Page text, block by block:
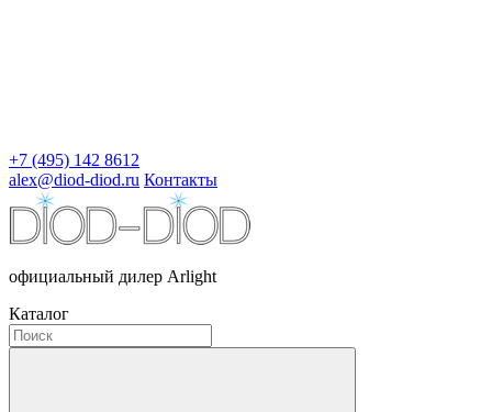
+7 (495) 142 8612
alex@diod-diod.ru Контакты
официальный дилер Arlight
Каталог